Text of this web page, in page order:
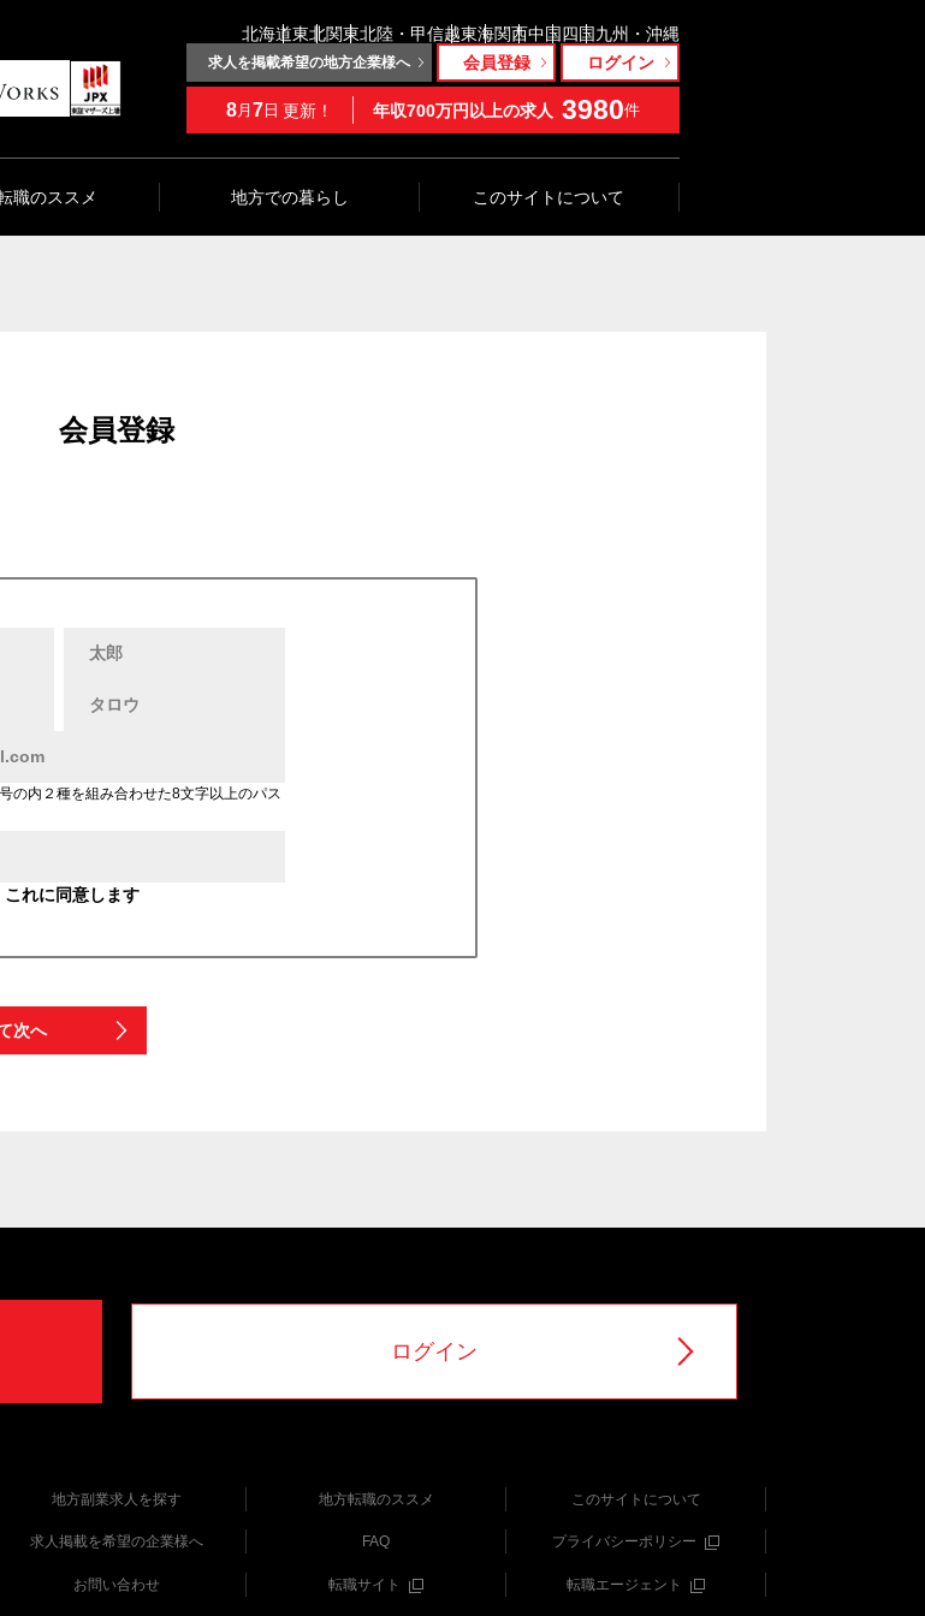
北海道東北関東北陸・甲信越東海関西中国四国九州・沖縄
求人を掲載希望の地方企業様へ 会員登録 ログイン
8月 7日 更新！ 年収700万円以上の求人 3980件
職のススメ 地方での暮らし このサイトについて
会員登録
の内２種を組み合わせた8文字以上のパス
れに同意します
次へ
ログイン
地方副業求人を探す 地方転職のススメ このサイトについて
求人掲載を希望の企業様へ FAQ プライバシーポリシー
お問い合わせ 転職サイト 転職エージェント